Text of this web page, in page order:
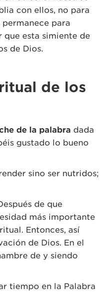
con ellos, no para
para
que esta simiente de
de Dios.
de los
de la palabra dada
gustado lo bueno
sino ser nutridos;
de que
más importante
Entonces, así
de Dios. En el
de y siendo
tiempo en la Palabra